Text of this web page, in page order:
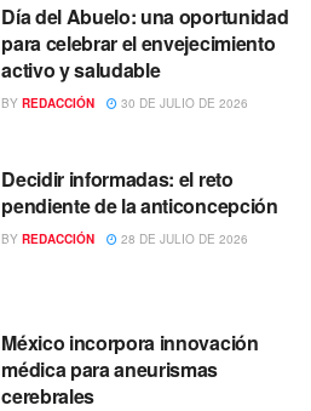
Día del Abuelo: una oportunidad
para celebrar el envejecimiento
activo y saludable
BY REDACCIÓN 30 DE JULIO DE 2026
Decidir informadas: el reto
pendiente de la anticoncepción
BY REDACCIÓN 28 DE JULIO DE 2026
México incorpora innovación
médica para aneurismas
cerebrales